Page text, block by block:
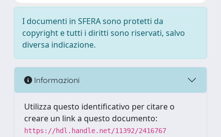
I documenti in SFERA sono protetti da
copyright e tutti i diritti sono riservati, salvo
diversa indicazione.
Informazioni
Utilizza questo identificativo per citare o
creare un link a questo documento:
https://hdl.handle.net/11392/2416767